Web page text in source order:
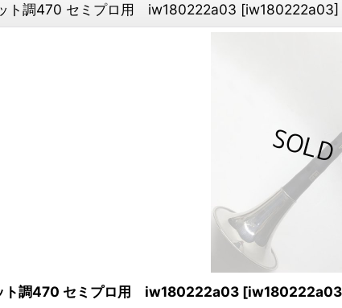
ト調470 セミプロ用 iw180222a03 [iw180222a03]
ト調470 セミプロ用 iw180222a03 [iw180222a03